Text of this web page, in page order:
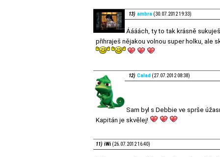
13) ambra (30.07.2012 19:33)
Áááách, ty to tak krásně
přihraješ nějakou volnou super holku, ale
12) Calad (27.07.2012 08:38)
Sam byl s Debbie ve sprše
Kapitán je skvělej!
11) iWi (26.07.2012 16:40)